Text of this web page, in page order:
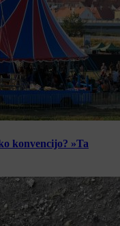
konvencijo? »Ta